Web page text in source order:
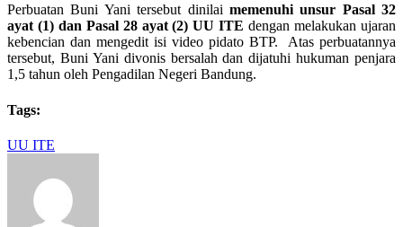
Perbuatan Buni Yani tersebut dinilai memenuhi unsur Pasal 32
ayat (1) dan Pasal 28 ayat (2) UU ITE dengan melakukan ujaran
kebencian dan mengedit isi video pidato BTP. Atas perbuatannya
tersebut, Buni Yani divonis bersalah dan dijatuhi hukuman penjara
1,5 tahun oleh Pengadilan Negeri Bandung.
Tags:
UU ITE